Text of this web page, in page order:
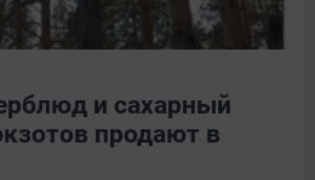
и сахарный
продают в